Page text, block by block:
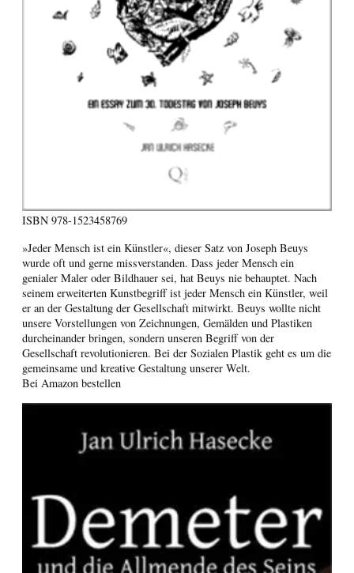
ISBN 978-1523458769
»Jeder Mensch ist ein Künstler«, dieser Satz von Joseph Beuys
wurde oft und gerne missverstanden. Dass jeder Mensch ein
genialer Maler oder Bildhauer sei, hat Beuys nie behauptet. Nach
seinem erweiterten Kunstbegriff ist jeder Mensch ein Künstler, weil
er an der Gestaltung der Gesellschaft mitwirkt. Beuys wollte nicht
unsere Vorstellungen von Zeichnungen, Gemälden und Plastiken
durcheinander bringen, sondern unseren Begriff von der
Gesellschaft revolutionieren. Bei der Sozialen Plastik geht es um die
gemeinsame und kreative Gestaltung unserer Welt.
Bei Amazon bestellen